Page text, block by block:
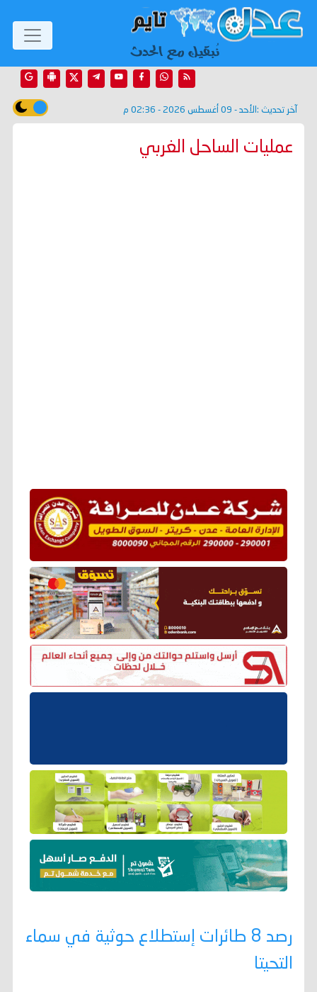
آخر تحديث : الأحد - 09 أغسطس 2026 - 02:36 م
عمليات الساحل الغربي
رصد 8 طائرات إستطلاع حوثية في سماء
التحيتا